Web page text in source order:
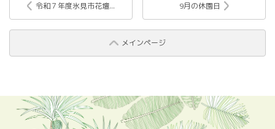
令和７年度氷見市花壇...
メインページ
9月の休園日